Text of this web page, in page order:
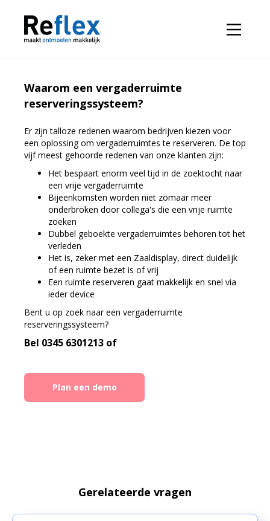
Waarom een vergaderruimte
reserveringssysteem?
Er zijn talloze redenen waarom bedrijven kiezen voor
een oplossing om vergaderruimtes te reserveren. De top
vijf meest gehoorde redenen van onze klanten zijn:
Het bespaart enorm veel tijd in de zoektocht naar
een vrije vergaderruimte
Bijeenkomsten worden niet zomaar meer
onderbroken door collega's die een vrije ruimte
zoeken
Dubbel geboekte vergaderruimtes behoren tot het
verleden
Het is, zeker met een Zaaldisplay, direct duidelijk
of een ruimte bezet is of vrij
Een ruimte reserveren gaat makkelijk en snel via
ieder device
Bent u op zoek naar een vergaderruimte
reserveringssysteem?
Bel 0345 6301213 of
Plan een demo
Gerelateerde vragen